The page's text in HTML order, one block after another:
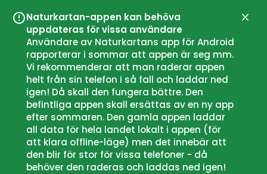
Naturkartan-appen kan behöva
uppdateras för vissa användare
Användare av Naturkartans app för Android
rapporterar i sommar att appen är seg mm.
Vi rekommenderar att man raderar appen
helt från sin telefon i så fall och laddar ned
igen! Då skall den fungera bättre. Den
befintliga appen skall ersättas av en ny app
efter sommaren. Den gamla appen laddar
all data för hela landet lokalt i appen (för
att klara offline-läge) men det innebär att
den blir för stor för vissa telefoner - då
behöver den raderas och laddas ned igen!